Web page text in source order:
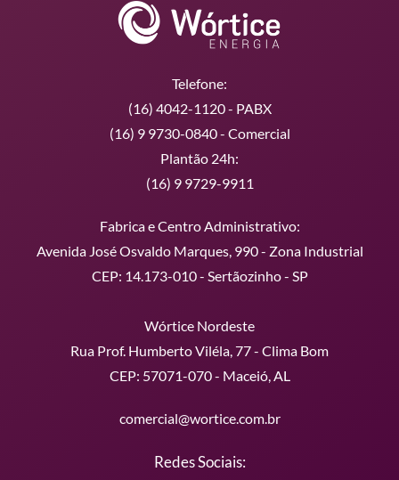
Telefone:
(16) 4042-1120 - PABX
(16) 9 9730-0840 - Comercial
Plantão 24h:
(16) 9 9729-9911
Fabrica e Centro Administrativo:
Avenida José Osvaldo Marques, 990 - Zona Industrial
CEP: 14.173-010 - Sertãozinho - SP
Wórtice Nordeste
Rua Prof. Humberto Viléla, 77 - Clima Bom
CEP: 57071-070 - Maceió, AL
comercial@wortice.com.br
Redes Sociais: